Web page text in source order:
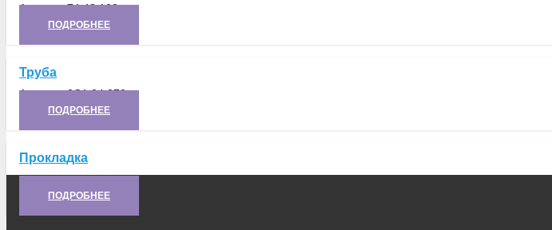
Артикул:74.48.102
ПОДРОБНЕЕ
Труба
Артикул:2С1.24.070
ПОДРОБНЕЕ
Прокладка
Артикул:21.50.163-1
ПОДРОБНЕЕ